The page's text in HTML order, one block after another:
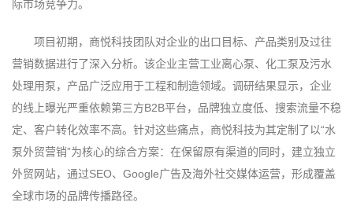
际市场竞争力。
项目初期，商悦科技团队对企业的出口目标、产品类别及过往
营销数据进行了深入分析。该企业主营工业离心泵、化工泵及污水
处理用泵，产品广泛应用于工程和制造领域。调研结果显示，企业
的线上曝光严重依赖第三方B2B平台，品牌独立度低、搜索流量不稳
定、客户转化效率不高。针对这些痛点，商悦科技为其定制了以“水
泵外贸营销”为核心的综合方案：在保留原有渠道的同时，建立独立
外贸网站，通过SEO、Google广告及海外社交媒体运营，形成覆盖
全球市场的品牌传播路径。